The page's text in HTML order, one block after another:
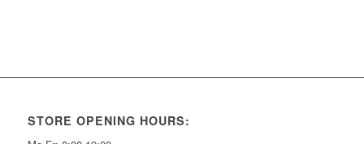
STORE OPENING HOURS: